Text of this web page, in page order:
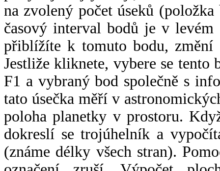
na zvolený počet úseků
časový interval bodů je v
přiblížíte k tomuto bodu,
Jestliže kliknete, vybere se tento
F1 a vybraný bod společně s
tato úsečka měří v
poloha planetky v prostoru.
dokreslí se trojúhelník a
(známe délky všech stran).